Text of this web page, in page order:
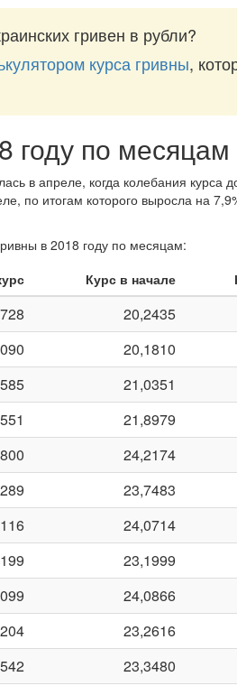
гривен в рубли?
курса гривны,
году по месяцам
в апреле, когда колебания курса
по итогам которого выросла на
в 2018 году по месяцам:
Курс в начале
20,2435
20,1810
21,0351
21,8979
24,2174
23,7483
24,0714
23,1999
24,0866
23,2616
23,3480